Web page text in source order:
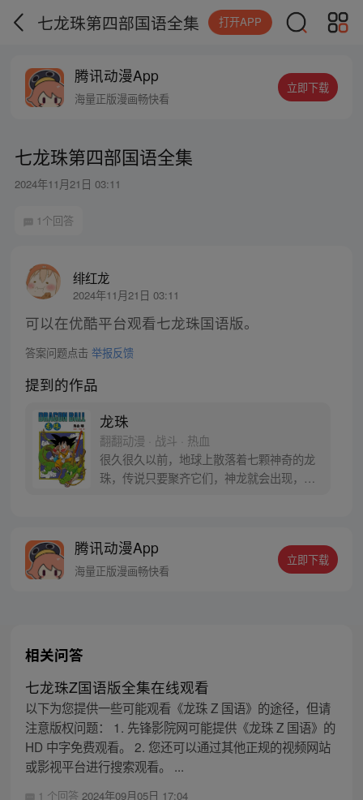
七龙珠第四部国语全集 打开APP
腾讯动漫App
海量正版漫画畅快看
立即下载
七龙珠第四部国语全集
2024年11月21日 03:11
1个回答
绯红龙
2024年11月21日 03:11
可以在优酷平台观看七龙珠国语版。
答案问题点击 举报反馈
提到的作品
龙珠
翻翻动漫 · 战斗 · 热血
很久很久以前，地球上散落着七颗神奇的龙
珠，传说只要聚齐它们，神龙就会出现，并
腾讯动漫App
海量正版漫画畅快看
立即下载
相关问答
七龙珠Z国语版全集在线观看
以下为您提供一些可能观看《龙珠 Z 国语》的途径，但请
注意版权问题： 1. 先锋影院网可能提供《龙珠 Z 国语》的
HD 中字免费观看。 2. 您还可以通过其他正规的视频网站
或影视平台进行搜索观看。 ...
1 个回答 2024年09月05日 17:04